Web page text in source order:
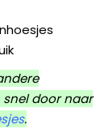
snel door naar
.